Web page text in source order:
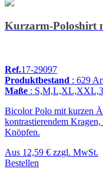
Kurzarm-Poloshirt
Ref.17-29097
Produktbestand : 629
Maße :
Bicolor Polo mit kurzen
kontrastierendem
Knöpfen.
Aus 12,59 € zzgl. MwSt.
Bestellen